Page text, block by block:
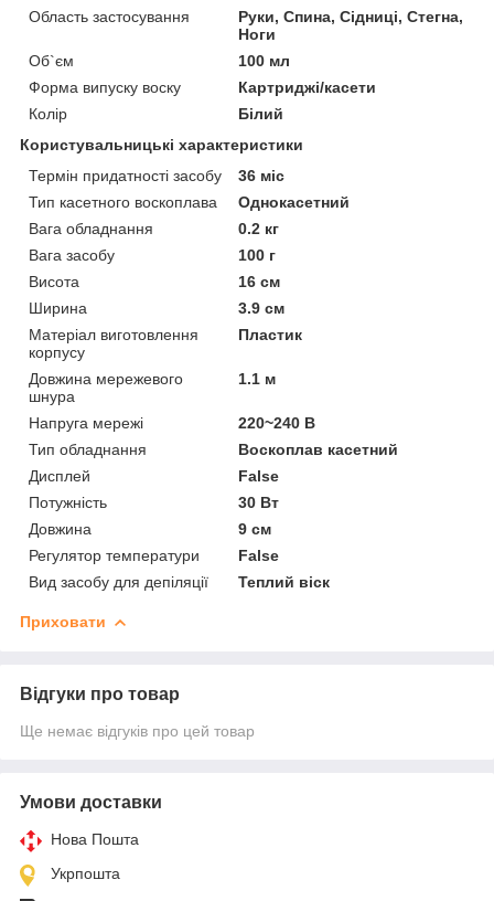
Область застосування
Руки, Спина, Сідниці, Стегна,
Ноги
Об`єм
100 мл
Форма випуску воску
Картриджі/касети
Колір
Білий
Користувальницькі характеристики
Термін придатності засобу
36 міс
Тип касетного воскоплава
Однокасетний
Вага обладнання
0.2 кг
Вага засобу
100 г
Висота
16 см
Ширина
3.9 см
Матеріал виготовлення
корпусу
Пластик
Довжина мережевого
шнура
1.1 м
Напруга мережі
220~240 В
Тип обладнання
Воскоплав касетний
Дисплей
False
Потужність
30 Вт
Довжина
9 см
Регулятор температури
False
Вид засобу для депіляції
Теплий віск
Приховати
Відгуки про товар
Ще немає відгуків про цей товар
Умови доставки
Нова Пошта
Укрпошта